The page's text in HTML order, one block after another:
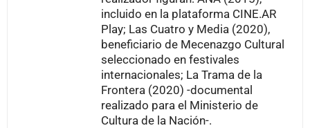
incluido en la plataforma CINE.AR
Play; Las Cuatro y Media (2020),
beneficiario de Mecenazgo Cultural
seleccionado en festivales
internacionales; La Trama de la
Frontera (2020) -documental
realizado para el Ministerio de
Cultura de la Nación-.